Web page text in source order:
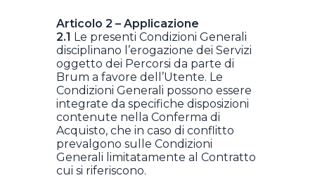
Articolo 2 – Applicazione
2.1 Le presenti Condizioni Generali
disciplinano l’erogazione dei Servizi
oggetto dei Percorsi da parte di
Brum a favore dell’Utente. Le
Condizioni Generali possono essere
integrate da specifiche disposizioni
contenute nella Conferma di
Acquisto, che in caso di conflitto
prevalgono sulle Condizioni
Generali limitatamente al Contratto
cui si riferiscono.